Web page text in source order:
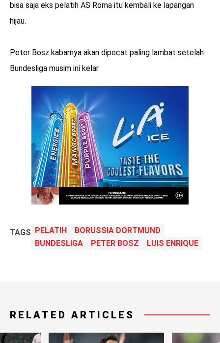
bisa saja eks pelatih AS Roma itu kembali ke lapangan
hijau.
Peter Bosz kabarnya akan dipecat paling lambat setelah
Bundesliga musim ini kelar.
TAGS PELATIH
BORUSSIA DORTMUND
BUNDESLIGA
PETER BOSZ LUIS ENRIQUE
RELATED ARTICLES